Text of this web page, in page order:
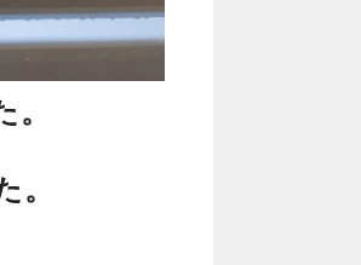
。